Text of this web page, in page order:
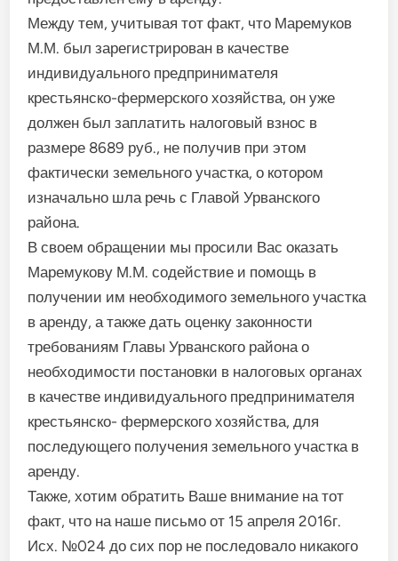
Между тем, учитывая тот факт, что Маремуков
М.М. был зарегистрирован в качестве
индивидуального предпринимателя
крестьянско-фермерского хозяйства, он уже
должен был заплатить налоговый взнос в
размере 8689 руб., не получив при этом
фактически земельного участка, о котором
изначально шла речь с Главой Урванского
района.
В своем обращении мы просили Вас оказать
Маремукову М.М. содействие и помощь в
получении им необходимого земельного участка
в аренду, а также дать оценку законности
требованиям Главы Урванского района о
необходимости постановки в налоговых органах
в качестве индивидуального предпринимателя
крестьянско- фермерского хозяйства, для
последующего получения земельного участка в
аренду.
Также, хотим обратить Ваше внимание на тот
факт, что на наше письмо от 15 апреля 2016г.
Исх. №024 до сих пор не последовало никакого